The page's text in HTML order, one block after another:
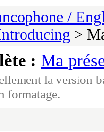
/
>
: Ma
la version
formatage.